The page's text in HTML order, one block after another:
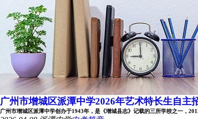
广州市增城区派潭中学2026年艺术特长生自主
广州市增城区派潭中学创办于1943年，是《增城县志》记载的三所学校之一，